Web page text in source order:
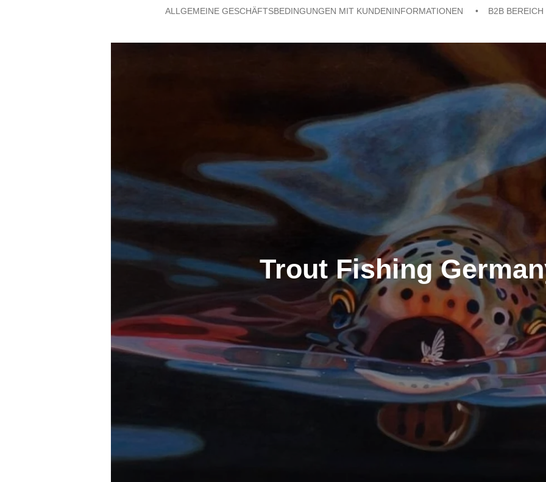
ALLGEMEINE GESCHÄFTSBEDINGUNGEN MIT KUNDENINFORMATIONEN
B2B BEREICH
Trout Fishing